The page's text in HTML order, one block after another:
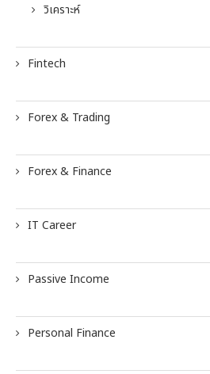
วิเคราะห์
Fintech
Forex & Trading
Forex & Finance
IT Career
Passive Income
Personal Finance